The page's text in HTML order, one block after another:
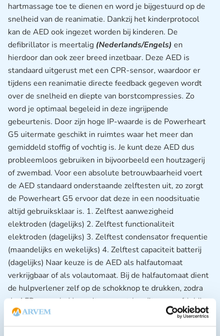
hartmassage toe te dienen en word je bijgestuurd op de
snelheid van de reanimatie. Dankzij het kinderprotocol
kan de AED ook ingezet worden bij kinderen. De
defibrillator is meertalig (Nederlands/Engels) en
hierdoor dan ook zeer breed inzetbaar. Deze AED is
standaard uitgerust met een CPR-sensor, waardoor er
tijdens een reanimatie directe feedback gegeven wordt
over de snelheid en diepte van borstcompressies. Zo
word je optimaal begeleid in deze ingrijpende
gebeurtenis. Door zijn hoge IP-waarde is de Powerheart
G5 uitermate geschikt in ruimtes waar het meer dan
gemiddeld stoffig of vochtig is. Je kunt deze AED dus
probleemloos gebruiken in bijvoorbeeld een houtzagerij
of zwembad. Voor een absolute betrouwbaarheid voert
de AED standaard onderstaande zelftesten uit, zo zorgt
de Powerheart G5 ervoor dat deze in een noodsituatie
altijd gebruiksklaar is. 1. Zelftest aanwezigheid
elektroden (dagelijks) 2. Zelftest functionaliteit
elektroden (dagelijks) 3. Zelftest condensator frequentie
(maandelijks en wekelijks) 4. Zelftest capaciteit batterij
(dagelijks) Naar keuze is de AED als halfautomaat
verkrijgbaar of als volautomaat. Bij de halfautomaat dient
de hulpverlener zelf op de schokknop te drukken, zodra
de AED een schokbaar ritme meet (en dit aangeeft), bij
een volautomaat doet het apparaat dit automatisch en
hoeft de hulpverlenernietzelf de schokknop in te